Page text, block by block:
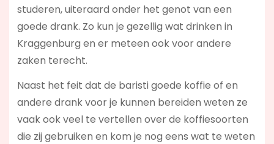
studeren, uiteraard onder het genot van een
goede drank. Zo kun je gezellig wat drinken in
Kraggenburg en er meteen ook voor andere
zaken terecht.
Naast het feit dat de baristi goede koffie of en
andere drank voor je kunnen bereiden weten ze
vaak ook veel te vertellen over de koffiesoorten
die zij gebruiken en kom je nog eens wat te weten